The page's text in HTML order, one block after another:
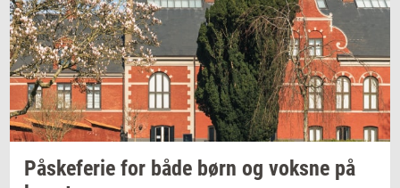
På­ske­fe­rie for både børn og voks­ne på